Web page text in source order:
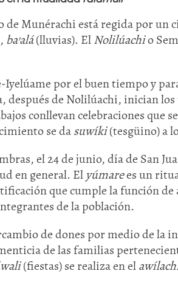
de Munérachi está regida por un
ba’alá(lluvias). ElNolilúachio
Iyelúame por el buen tiempo y
después de Nolilúachi, inician
conllevan celebraciones que
se dasuwíki(tesgüino) a
el 24 de junio, día de San
en general. El yúmarees un
que cumple la función de
de la población.
de dones por medio de la
de las familias
(fiestas) se realiza en el